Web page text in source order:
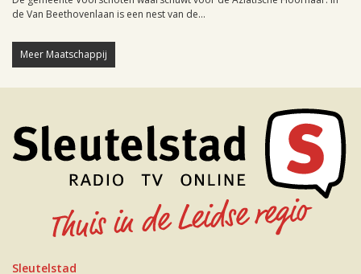
de Van Beethovenlaan is een nest van de...
Meer Maatschappij
Sleutelstad